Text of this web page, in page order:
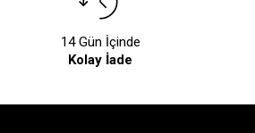
14 Gün İçinde
Kolay İade